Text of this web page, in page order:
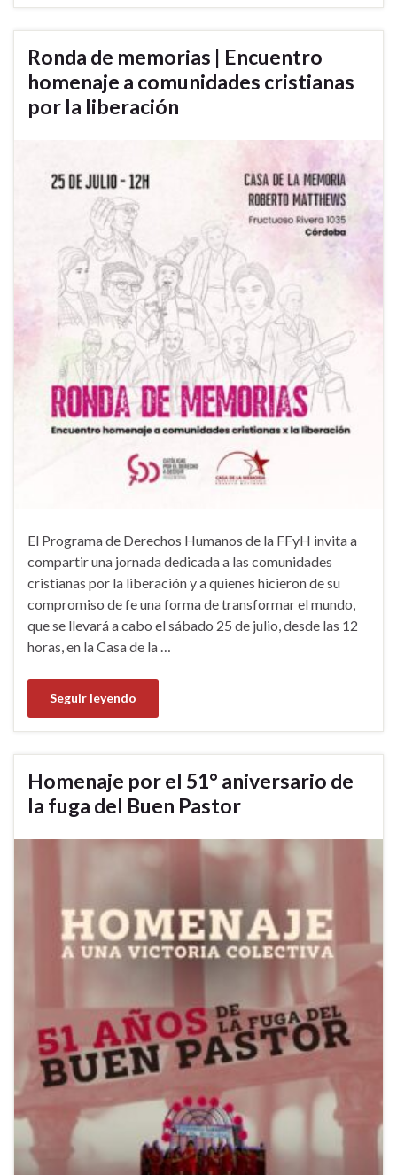
Ronda de memorias | Encuentro
homenaje a comunidades cristianas
por la liberación
El Programa de Derechos Humanos de la FFyH invita a
compartir una jornada dedicada a las comunidades
cristianas por la liberación y a quienes hicieron de su
compromiso de fe una forma de transformar el mundo,
que se llevará a cabo el sábado 25 de julio, desde las 12
horas, en la Casa de la …
Seguir leyendo
Homenaje por el 51° aniversario de
la fuga del Buen Pastor